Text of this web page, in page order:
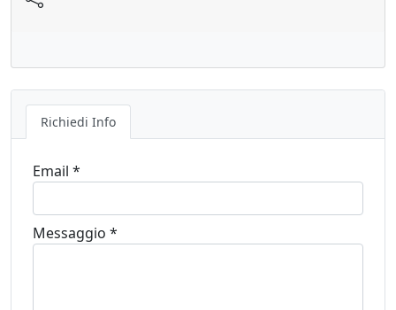
Richiedi Info
Email *
Messaggio *